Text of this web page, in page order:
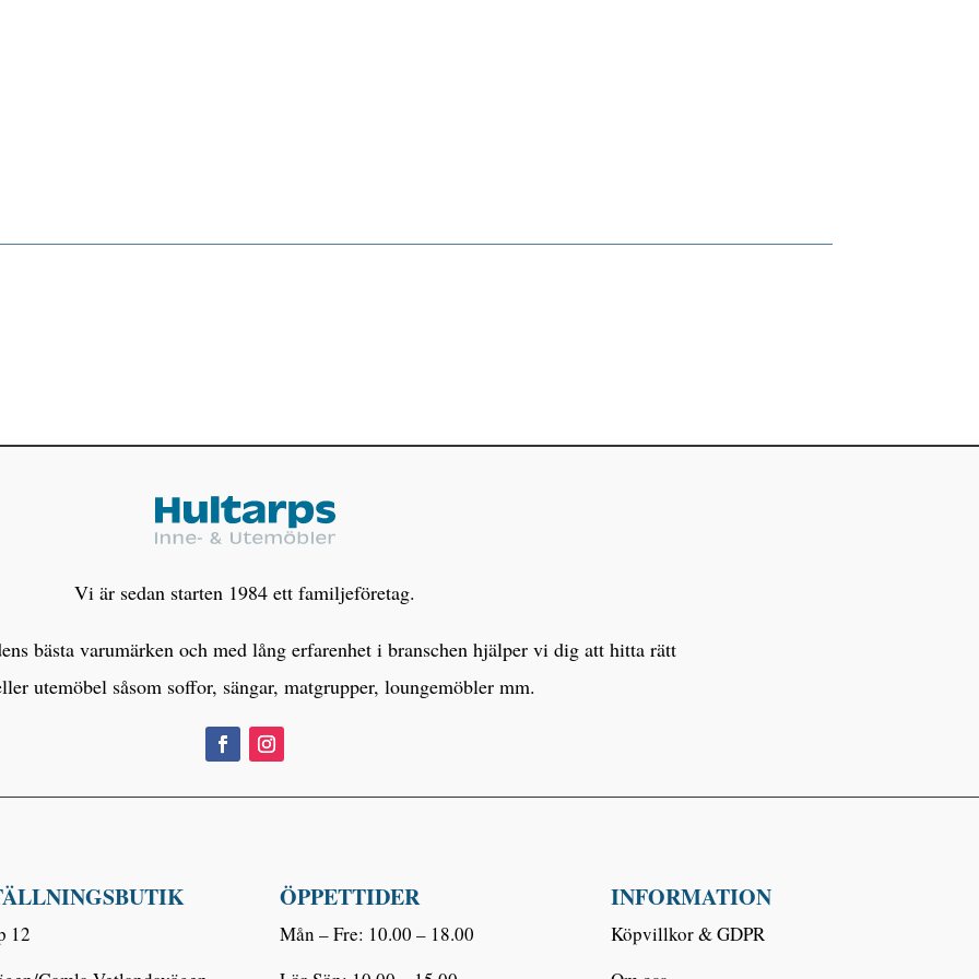
Vi är sedan starten 1984 ett familjeföretag.
bästa varumärken och med lång erfarenhet i branschen hjälper vi dig att hitta rätt
utemöbel såsom soffor, sängar, matgrupper, loungemöbler mm.
12
ÖPPETTIDER
Mån – Fre: 10.00 – 18.00
INFORMATION
Köpvillkor & GDPR